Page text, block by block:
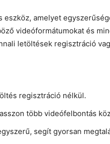
eszköz, amelyet
videóformátumokat és
letöltések regisztráció
regisztráció nélkül.
több videófelbontás
segít gyorsan